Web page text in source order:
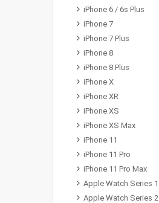
iPhone 6 / 6s Plus
iPhone 7
iPhone 7 Plus
iPhone 8
iPhone 8 Plus
iPhone X
iPhone XR
iPhone XS
iPhone XS Max
iPhone 11
iPhone 11 Pro
iPhone 11 Pro Max
Apple Watch Series 1
Apple Watch Series 2